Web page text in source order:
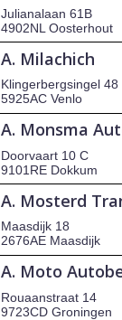
Julianalaan 61B
4902NL Oosterhout
A. Milachich
Klingerbergsingel 48
5925AC Venlo
A. Monsma
Doorvaart 10 C
9101RE Dokkum
A. Mosterd
Maasdijk 18
2676AE Maasdijk
A. Moto
Rouaanstraat 14
9723CD Groningen